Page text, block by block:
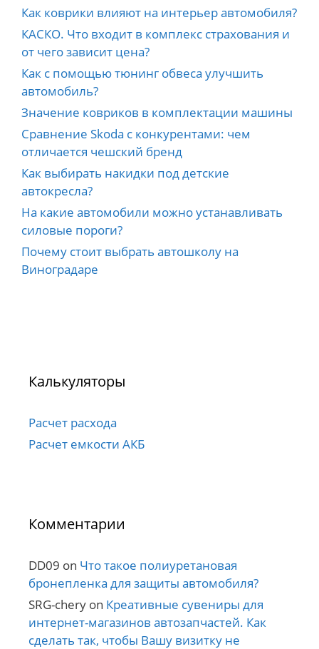
Как коврики влияют на интерьер автомобиля?
КАСКО. Что входит в комплекс страхования и
от чего зависит цена?
Как с помощью тюнинг обвеса улучшить
автомобиль?
Значение ковриков в комплектации машины
Сравнение Skoda с конкурентами: чем
отличается чешский бренд
Как выбирать накидки под детские
автокресла?
На какие автомобили можно устанавливать
силовые пороги?
Почему стоит выбрать автошколу на
Виноградаре
Калькуляторы
Расчет расхода
Расчет емкости АКБ
Комментарии
DD09 on Что такое полиуретановая
бронепленка для защиты автомобиля?
SRG-chery on Креативные сувениры для
интернет-магазинов автозапчастей. Как
сделать так, чтобы Вашу визитку не